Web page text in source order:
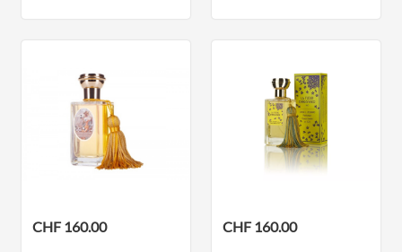
CHF 160.00
CHF 160.00